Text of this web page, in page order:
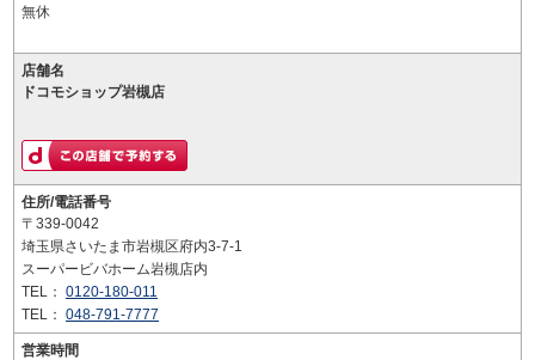
無休
店舗名
ドコモショップ岩槻店
住所/電話番号
〒339-0042
埼玉県さいたま市岩槻区府内3-7-1
スーパービバホーム岩槻店内
TEL： 0120-180-011
TEL： 048-791-7777
営業時間